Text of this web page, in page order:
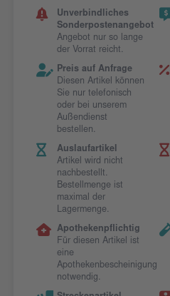
Unverbindliches
Sonderpostenangebot
Angebot nur so lange
der Vorrat reicht.
Preis auf Anfrage
Diesen Artikel können
Sie nur telefonisch
oder bei unserem
Außendienst
bestellen.
Auslaufartikel
Artikel wird nicht
nachbestellt.
Bestellmenge ist
maximal der
Lagermenge.
Apothekenpflichtig
Für diesen Artikel ist
eine
Apothekenbescheinigung
notwendig.